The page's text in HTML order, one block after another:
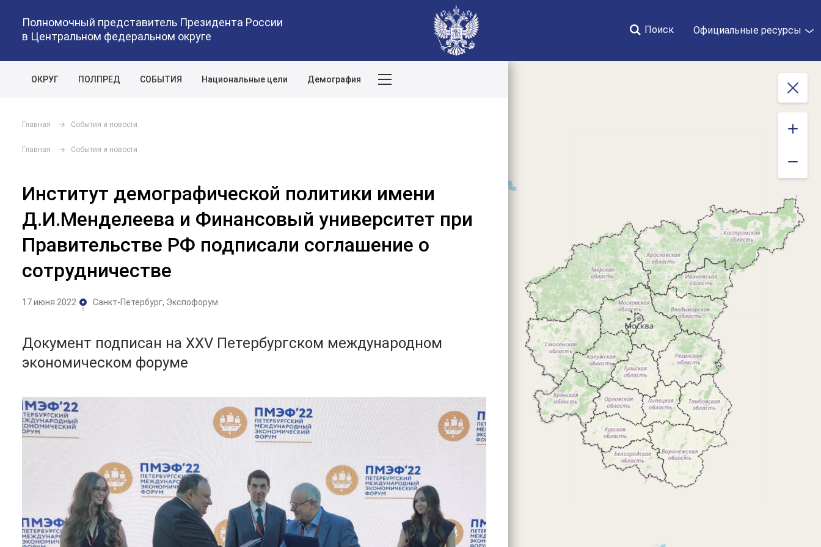
Полномочный представитель Президента России
в Центральном федеральном округе
Поиск
Закрыть
Официальные ресурсы
ОКРУГ ПОЛПРЕД СОБЫТИЯ Национальные цели Демография
Главная События и новости
Главная События и новости
Институт демографической политики имени
Д.И.Менделеева и Финансовый университет при
Правительстве РФ подписали соглашение о
сотрудничестве
17 июня 2022 Санкт-Петербург, Экспофорум
Документ подписан на XXV Петербургском международном
экономическом форуме
Все слои
События и новости 2026
События и новости 2024
События и новости 2023
События и новости 2022
События и новости 2021
События и новости 2020